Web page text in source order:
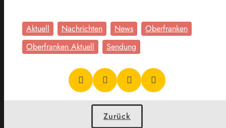
Aktuell Nachrichten News
Oberfranken
Oberfranken Aktuell
Sendung
Zurück